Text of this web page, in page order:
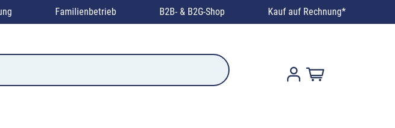
Familienbetrieb B2B- & B2G-Shop Kauf auf Rechnung*